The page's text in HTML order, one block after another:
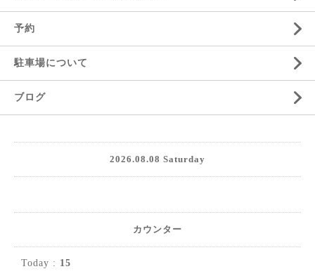
予約
駐車場について
ブログ
2026.08.08 Saturday
カウンター
Today : 15